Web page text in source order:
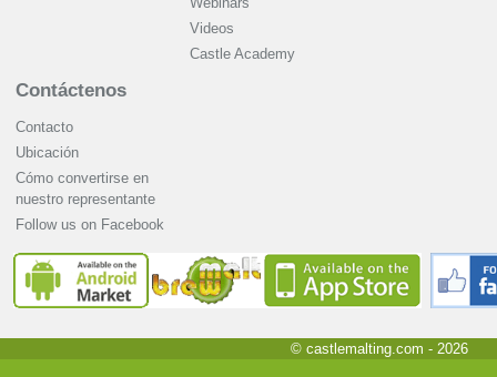
Videos
Castle Academy
Contáctenos
Contacto
Ubicación
Cómo convertirse en
nuestro representante
Follow us on Facebook
© castlemalting.com - 2026